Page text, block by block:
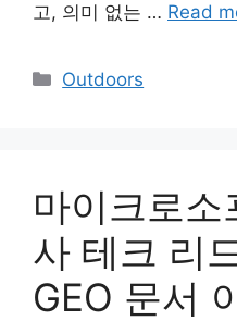
고, 의미 없는 … Read
Categories
Outdoors
마이크로소
사 테크 리
GEO 문서